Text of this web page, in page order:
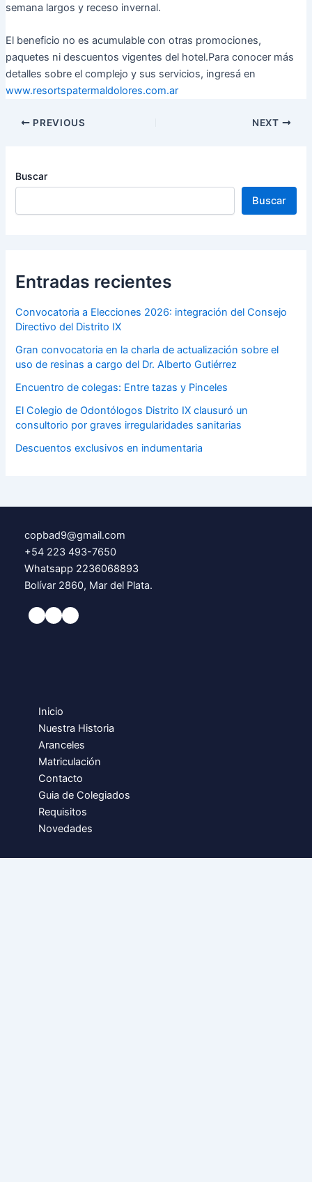
semana largos y receso invernal.
El beneficio no es acumulable con otras promociones,
paquetes ni descuentos vigentes del hotel.Para conocer más
detalles sobre el complejo y sus servicios, ingresá en
www.resortspatermaldolores.com.ar
PREVIOUS NEXT
Buscar
Buscar
Entradas recientes
Convocatoria a Elecciones 2026: integración del Consejo
Directivo del Distrito IX
Gran convocatoria en la charla de actualización sobre el
uso de resinas a cargo del Dr. Alberto Gutiérrez
Encuentro de colegas: Entre tazas y Pinceles
El Colegio de Odontólogos Distrito IX clausuró un
consultorio por graves irregularidades sanitarias
Descuentos exclusivos en indumentaria
copbad9@gmail.com
+54 223 493-7650
Whatsapp 2236068893
Bolívar 2860, Mar del Plata.
Inicio
Nuestra Historia
Aranceles
Matriculación
Contacto
Guia de Colegiados
Requisitos
Novedades